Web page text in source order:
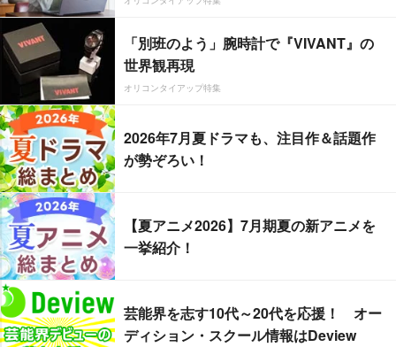
「別班のよう」腕時計で『VIVANT』の
世界観再現
オリコンタイアップ特集
2026年7月夏ドラマも、注目作＆話題作
が勢ぞろい！
【夏アニメ2026】7月期夏の新アニメを
一挙紹介！
芸能界を志す10代～20代を応援！ オー
ディション・スクール情報はDeview